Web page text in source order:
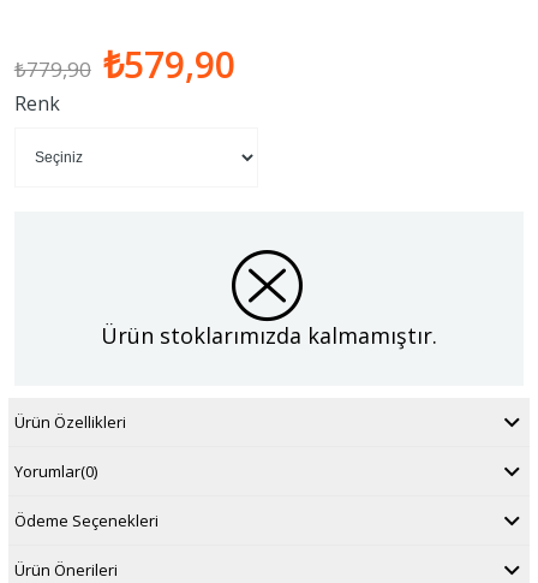
₺779,90 ₺579,90
Renk
Ürün stoklarımızda kalmamıştır.
Ürün Özellikleri
Yorumlar(0)
Ödeme Seçenekleri
Ürün Önerileri